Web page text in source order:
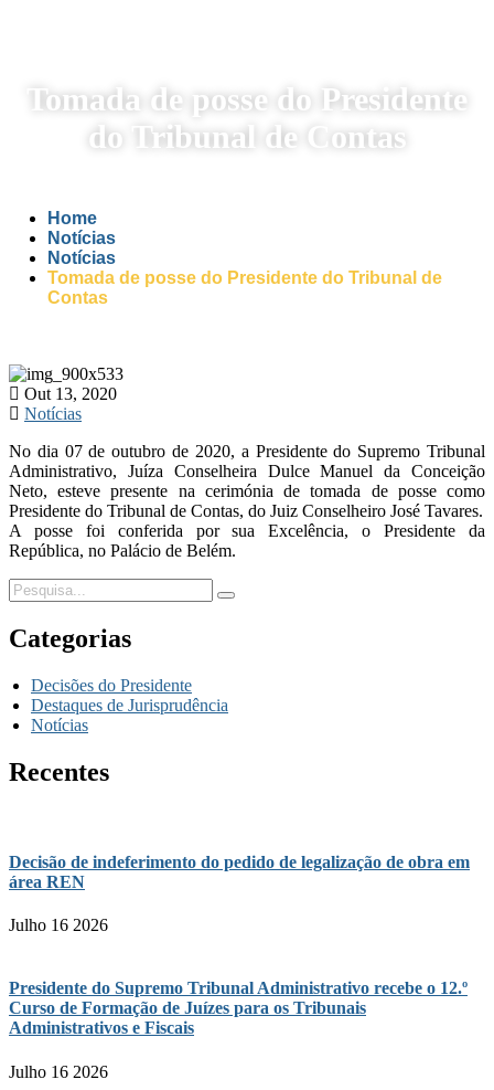
Tomada de posse do Presidente
do Tribunal de Contas
Home
Notícias
Notícias
Tomada de posse do Presidente do Tribunal de
Contas
Out 13, 2020
Notícias
No dia 07 de outubro de 2020, a Presidente do Supremo Tribunal
Administrativo, Juíza Conselheira Dulce Manuel da Conceição
Neto, esteve presente na cerimónia de tomada de posse como
Presidente do Tribunal de Contas, do Juiz Conselheiro José Tavares.
A posse foi conferida por sua Excelência, o Presidente da
República, no Palácio de Belém.
Categorias
Decisões do Presidente
Destaques de Jurisprudência
Notícias
Recentes
Decisão de indeferimento do pedido de legalização de obra em
área REN
Julho 16 2026
Presidente do Supremo Tribunal Administrativo recebe o 12.º
Curso de Formação de Juízes para os Tribunais
Administrativos e Fiscais
Julho 16 2026